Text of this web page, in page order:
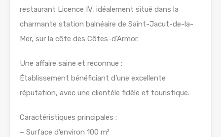
restaurant Licence IV, idéalement situé dans la
charmante station balnéaire de Saint-Jacut-de-la-
Mer, sur la côte des Côtes-d’Armor.
Une affaire saine et reconnue :
Établissement bénéficiant d’une excellente
réputation, avec une clientèle fidèle et touristique.
Caractéristiques principales :
– Surface d’environ 100 m²